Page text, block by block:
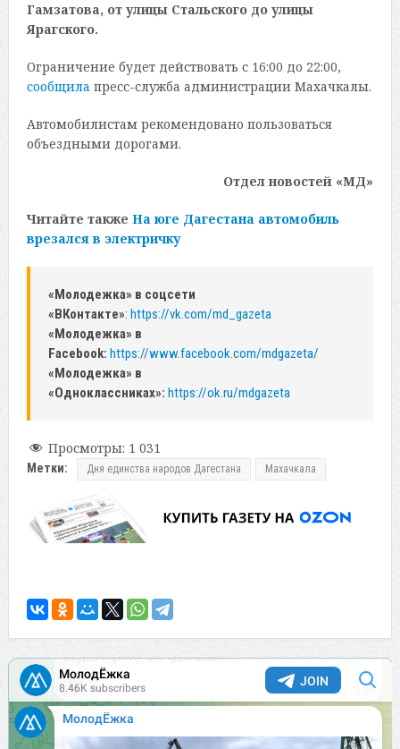
Гамзатова, от улицы Стальского до улицы
Ярагского.
Ограничение будет действовать с 16:00 до 22:00,
сообщила пресс-служба администрации Махачкалы.
Автомобилистам рекомендовано пользоваться
объездными дорогами.
Отдел новостей «МД»
Читайте также На юге Дагестана автомобиль
врезался в электричку
«Молодежка» в соцсети
«ВКонтакте»: https://vk.com/md_gazeta
«Молодежка» в
Facebook: https://www.facebook.com/mdgazeta/
«Молодежка» в
«Одноклассниках»: https://ok.ru/mdgazeta
Просмотры: 1 031
Метки: Дня единства народов Дагестана Махачкала